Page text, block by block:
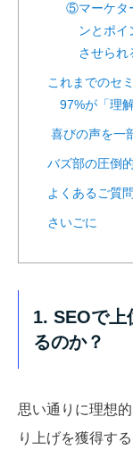
⑤マーケタ
ンとポ
させられ
これまでのセ
97%が「理
喜びの声を一
バズ部の圧倒
よくあるご質
さいごに
1. SEOで上
るのか？
思い通りに理想
り上げを獲得す